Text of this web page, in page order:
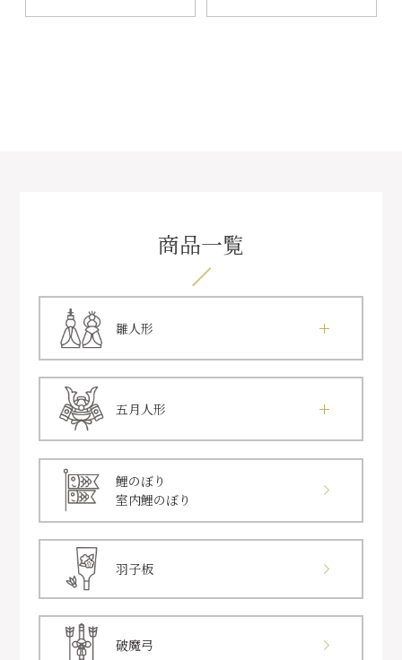
商品一覧
雛人形
五月人形
鯉のぼり
室内鯉のぼり
羽子板
破魔弓